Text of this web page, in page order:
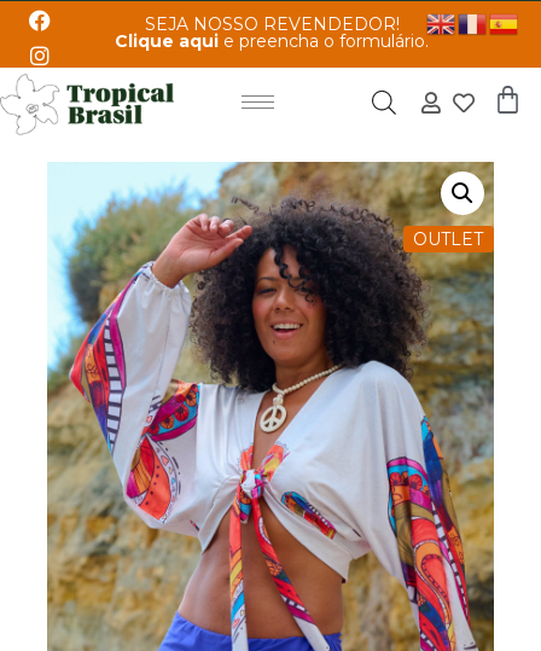
SEJA NOSSO REVENDEDOR!
Clique aqui e preencha o formulário.
OUTLET